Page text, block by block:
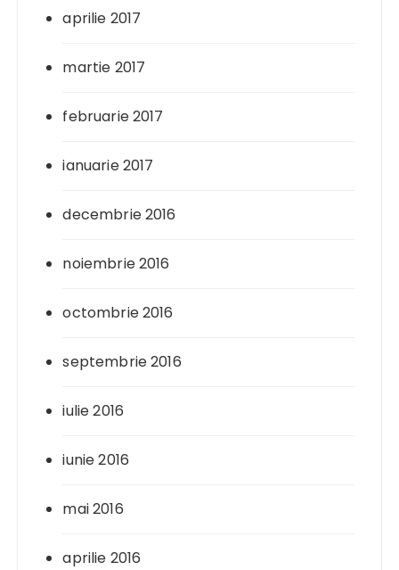
aprilie 2017
martie 2017
februarie 2017
ianuarie 2017
decembrie 2016
noiembrie 2016
octombrie 2016
septembrie 2016
iulie 2016
iunie 2016
mai 2016
aprilie 2016